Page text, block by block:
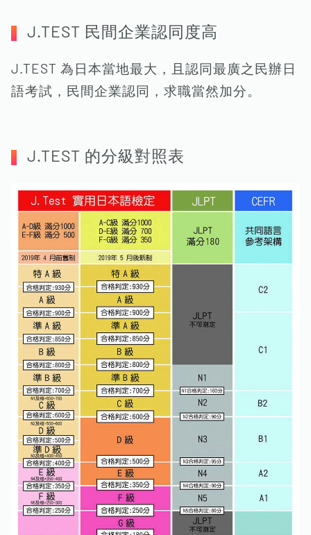
J.TEST 民間企業認同度高
J.TEST 為日本當地最大，且認同最廣之民辦日
語考試，民間企業認同，求職當然加分。
J.TEST 的分級對照表